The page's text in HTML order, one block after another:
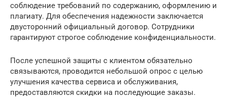
соблюдение требований по содержанию, оформлению и
плагиату. Для обеспечения надежности заключается
двусторонний официальный договор. Сотрудники
гарантируют строгое соблюдение конфиденциальности.
После успешной защиты с клиентом обязательно
связываются, проводится небольшой опрос с целью
улучшения качества сервиса и обслуживания,
предоставляются скидки на последующие заказы.